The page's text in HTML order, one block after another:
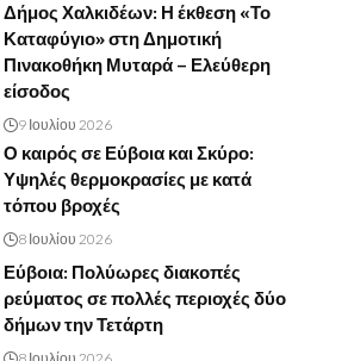
Δήμος Χαλκιδέων: Η έκθεση «Το
Καταφύγιο» στη Δημοτική
Πινακοθήκη Μυταρά – Ελεύθερη
είσοδος
9 Ιουλίου 2026
Ο καιρός σε Εύβοια και Σκύρο:
Υψηλές θερμοκρασίες με κατά
τόπου βροχές
8 Ιουλίου 2026
Εύβοια: Πολύωρες διακοπές
ρεύματος σε πολλές περιοχές δύο
δήμων την Τετάρτη